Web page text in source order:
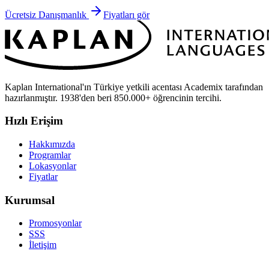
Ücretsiz Danışmanlık Fiyatları gör
Kaplan International'ın Türkiye yetkili acentası Academix tarafından
hazırlanmıştır. 1938'den beri 850.000+ öğrencinin tercihi.
Hızlı Erişim
Hakkımızda
Programlar
Lokasyonlar
Fiyatlar
Kurumsal
Promosyonlar
SSS
İletişim